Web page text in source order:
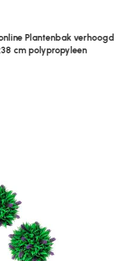
Plantenbak verhoogd
cm polypropyleen